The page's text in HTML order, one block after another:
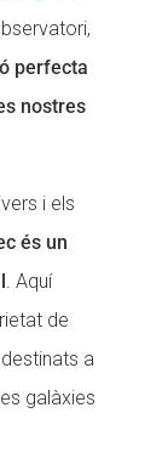
perfecta
nostres
i els
és un
. Aquí
de
a
galàxies